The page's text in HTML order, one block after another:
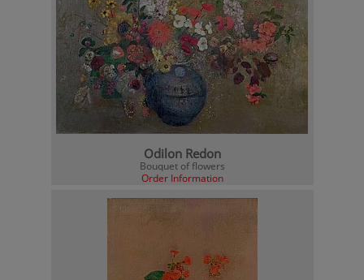
Odilon Redon
Bouquet of flowers
Order Information